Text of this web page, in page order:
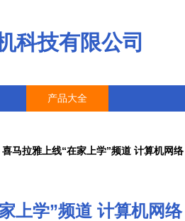
科技有限公司
产品大全
喜马拉雅上线“在家上学”频道 计算机网络
上学”频道 计算机网络